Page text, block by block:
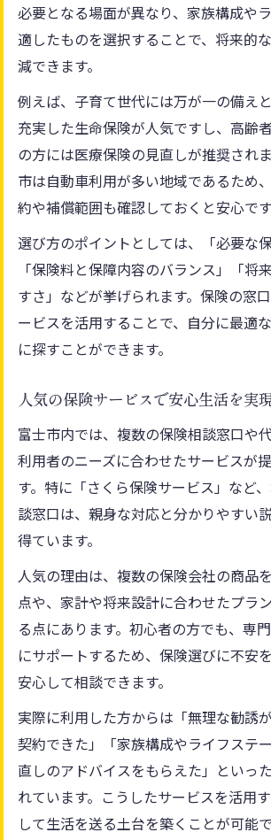
必要となる場面が異なり、家族構成や
適したものを選択することで、将来的
減できます。
例えば、子育て世代には万が一の備え
充実した生命保険が人気ですし、高齢
の方には医療保険の見直しが推奨され
市は自動車利用が多い地域であるため
約や補償範囲も確認しておくと安心です
選び方のポイントとしては、「必要な
「保険料と保障内容のバランス」「将
すさ」などが挙げられます。保険の窓
ービスを活用することで、自分に最適
に探すことができます。
人気の保険サービスで安心生活を実
富士市内では、複数の保険相談窓口や
利用者のニーズに合わせたサービスが
す。特に「さくら保険サービス」など
談窓口は、親身な対応と分かりやすい
得ています。
人気の理由は、複数の保険会社の商品
点や、家計や将来設計に合わせたプラ
る点にあります。初心者の方でも、専
にサポートするため、保険選びに不安
安心して相談できます。
実際に利用した方からは「無理な勧誘
契約できた」「家族構成やライフステ
直しのアドバイスをもらえた」といっ
れています。こうしたサービスを活用
して生活を送る土台を築くことが可能で